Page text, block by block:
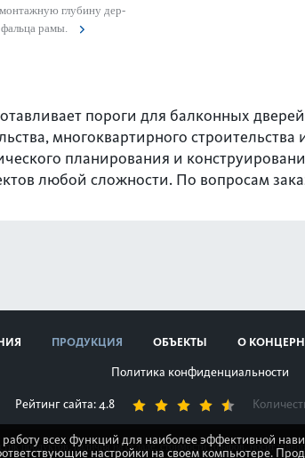
глубину дер­
рамы.
пороги для балконных
многоквартирного
планирования и
любой сложности. По вопросам
ПРОДУКЦИЯ ОБЪЕКТЫ О
Политика конфиденциальности
Рейтинг сайта: 4.8
продуктов, наличия на складе, стоимости товаров, носит
всех функций для наиболее эффективной
настройки на своем компьютере.